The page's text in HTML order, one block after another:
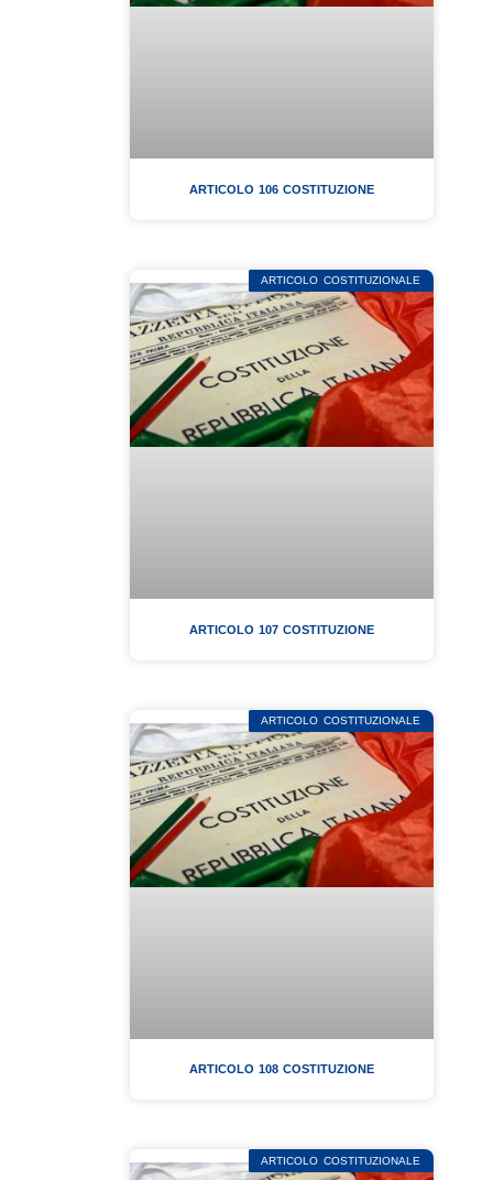
ARTICOLO 106 COSTITUZIONE
ARTICOLO COSTITUZIONALE
ARTICOLO 107 COSTITUZIONE
ARTICOLO COSTITUZIONALE
ARTICOLO 108 COSTITUZIONE
ARTICOLO COSTITUZIONALE